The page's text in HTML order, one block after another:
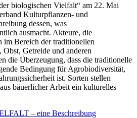
biologischen Vielfalt“ am 22. Mai
Kulturpflanzen- und
dessen, was
ausmacht. Akteure, die
im Bereich der traditionellen
Getreide und anderen
die Überzeugung, dass die traditionelle
Bedingung für Agrobiodiversität,
ist. Sorten stellen
bäuerlicher Arbeit ein kulturelles
– eine Beschreibung